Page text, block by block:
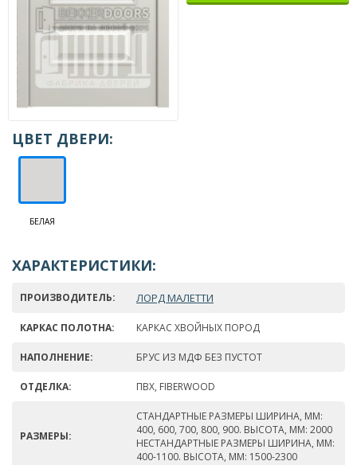
ЦВЕТ ДВЕРИ:
БЕЛАЯ
ХАРАКТЕРИСТИКИ:
ПРОИЗВОДИТЕЛЬ: ЛОРД МАЛЕТТИ
КАРКАС ПОЛОТНА: КАРКАС ХВОЙНЫХ ПОРОД
НАПОЛНЕНИЕ: БРУС ИЗ МДФ БЕЗ ПУСТОТ
ОТДЕЛКА: ПВХ, FIBERWOOD
РАЗМЕРЫ:
СТАНДАРТНЫЕ РАЗМЕРЫ ШИРИНА, ММ:
400, 600, 700, 800, 900. ВЫСОТА, ММ: 2000
НЕСТАНДАРТНЫЕ РАЗМЕРЫ ШИРИНА, ММ:
400-1100. ВЫСОТА, ММ: 1500-2300